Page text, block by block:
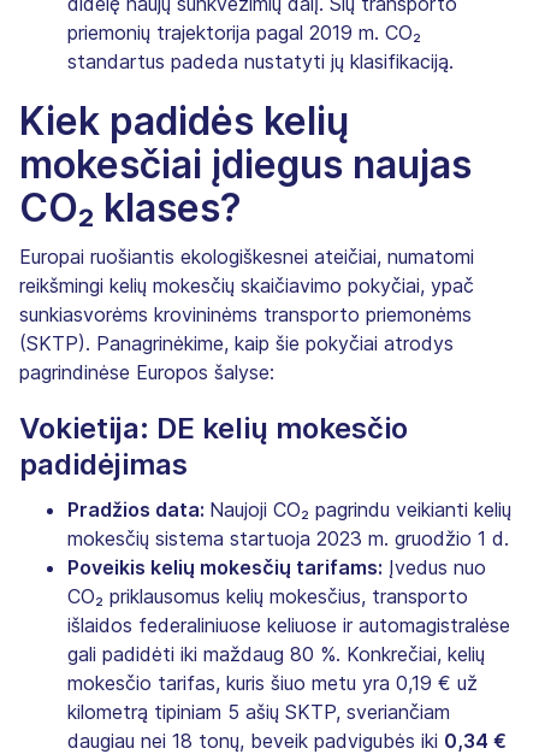
priemonių trajektorija pagal 2019 m. CO₂
standartus padeda nustatyti jų klasifikaciją.
Kiek padidės kelių
mokesčiai įdiegus naujas
CO₂ klases?
Europai ruošiantis ekologiškesnei ateičiai, numatomi
reikšmingi kelių mokesčių skaičiavimo pokyčiai, ypač
sunkiasvorėms krovininėms transporto priemonėms
(SKTP). Panagrinėkime, kaip šie pokyčiai atrodys
pagrindinėse Europos šalyse:
Vokietija: DE kelių mokesčio
padidėjimas
Pradžios data: Naujoji CO₂ pagrindu veikianti kelių
mokesčių sistema startuoja 2023 m. gruodžio 1 d.
Poveikis kelių mokesčių tarifams: Įvedus nuo
CO₂ priklausomus kelių mokesčius, transporto
išlaidos federaliniuose keliuose ir automagistralėse
gali padidėti iki maždaug 80 %. Konkrečiai, kelių
mokesčio tarifas, kuris šiuo metu yra 0,19 € už
kilometrą tipiniam 5 ašių SKTP, sveriančiam
daugiau nei 18 tonų, beveik padvigubės iki 0,34 €